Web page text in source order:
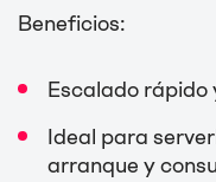
Beneficios:
Escalado rápido
Ideal para
arranque y